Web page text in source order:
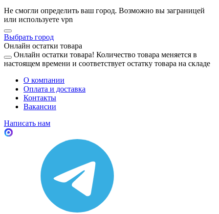
Не смогли определить ваш город. Возможно вы заграницей
или используете vpn
Выбрать город
Онлайн остатки товара
Онлайн остатки товара! Количество товара меняется в
настоящем времени и соответствует остатку товара на складе
О компании
Оплата и доставка
Контакты
Вакансии
Написать нам